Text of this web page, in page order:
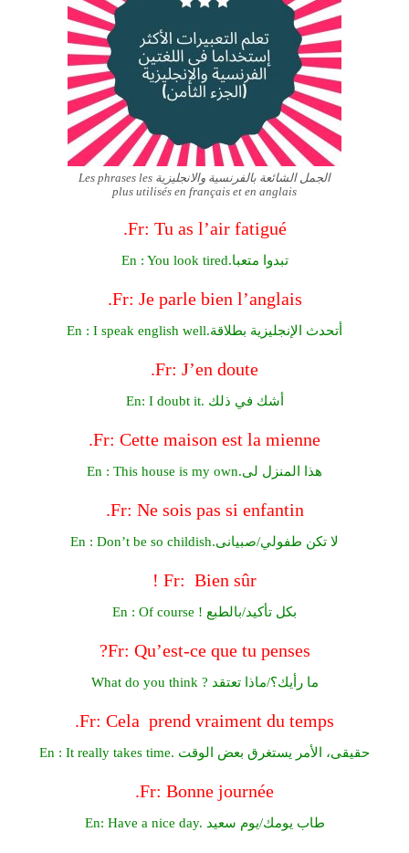
الجمل الشائعة بالفرنسية والانجليزية Les phrases les
plus utilisés en français et en anglais
Fr: Tu as l’air fatigué.
En : You look tired.تبدوا متعبا
Fr: Je parle bien l’anglais.
En : I speak english well.أتحدث الإنجليزية بطلاقة
Fr: J’en doute.
En: I doubt it. أشك في ذلك
Fr: Cette maison est la mienne.
En : This house is my own.هذا المنزل لى
Fr: Ne sois pas si enfantin.
En : Don’t be so childish.لا تكن طفولي/صبيانى
Fr: Bien sûr !
En : Of course ! بكل تأكيد/بالطبع
Fr: Qu’est-ce que tu penses?
What do you think ? ما رأيك؟/ماذا تعتقد
Fr: Cela prend vraiment du temps.
En : It really takes time. حقيقى، الأمر يستغرق بعض الوقت
Fr: Bonne journée.
En: Have a nice day. طاب يومك/يوم سعيد